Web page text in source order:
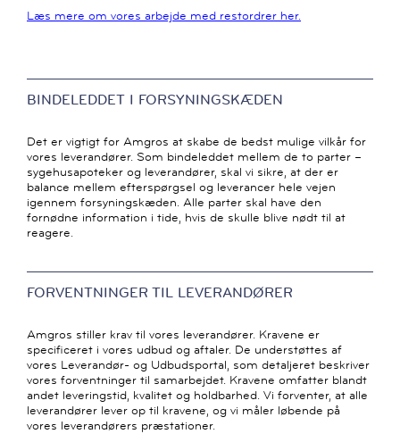
Læs mere om vores arbejde med restordrer her.
BINDELEDDET I FORSYNINGSKÆDEN
Det er vigtigt for Amgros at skabe de bedst mulige vilkår for
vores leverandører. Som bindeleddet mellem de to parter –
sygehusapoteker og leverandører, skal vi sikre, at der er
balance mellem efterspørgsel og leverancer hele vejen
igennem forsyningskæden. Alle parter skal have den
fornødne information i tide, hvis de skulle blive nødt til at
reagere.
FORVENTNINGER TIL LEVERANDØRER
Amgros stiller krav til vores leverandører. Kravene er
specificeret i vores udbud og aftaler. De understøttes af
vores Leverandør- og Udbudsportal, som detaljeret beskriver
vores forventninger til samarbejdet. Kravene omfatter blandt
andet leveringstid, kvalitet og holdbarhed. Vi forventer, at alle
leverandører lever op til kravene, og vi måler løbende på
vores leverandørers præstationer.